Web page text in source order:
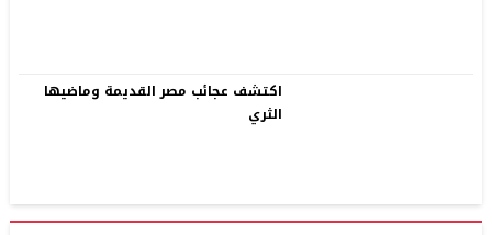
اكتشف عجائب مصر القديمة وماضيها
الثري